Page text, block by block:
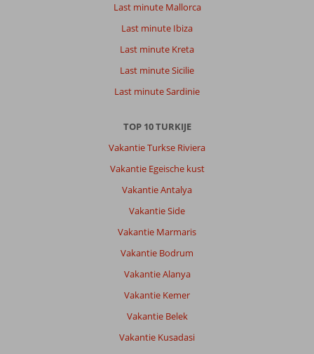
Last minute Mallorca
Last minute Ibiza
Last minute Kreta
Last minute Sicilie
Last minute Sardinie
TOP 10 TURKIJE
Vakantie Turkse Riviera
Vakantie Egeische kust
Vakantie Antalya
Vakantie Side
Vakantie Marmaris
Vakantie Bodrum
Vakantie Alanya
Vakantie Kemer
Vakantie Belek
Vakantie Kusadasi